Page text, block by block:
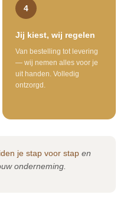
4
Jij kiest, wij regelen
Van bestelling tot levering
— wij nemen alles voor je
uit handen. Volledig
ontzorgd.
je stap voor stap en
onderneming.